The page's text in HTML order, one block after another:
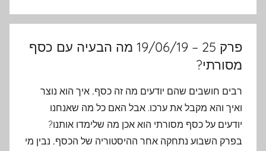
פרק 25 – 19/06/19 מה הבעיה עם כסף
מסורתי?
רבים חושבים שהם יודעים מה זה כסף, איך הוא נוצר
ואיך והא מקבל את ערכו. אבל האם כל מה שאנחנו
יודעים על כסף מסורתי הוא אכן מה שלימדו אותנו?
בפרק השבוע נתחקה אחר ההיסטוריה של הכסף, נבין מי